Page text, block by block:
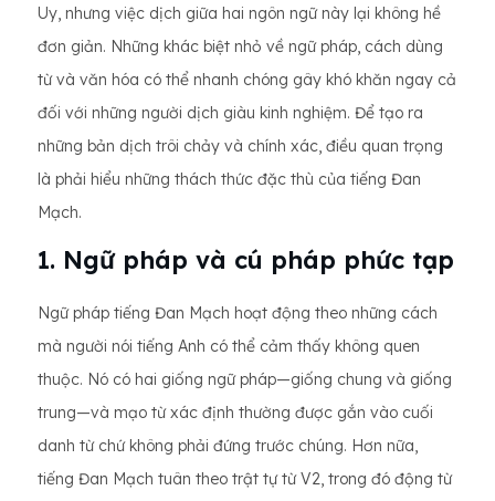
Uy, nhưng việc dịch giữa hai ngôn ngữ này lại không hề
đơn giản. Những khác biệt nhỏ về ngữ pháp, cách dùng
từ và văn hóa có thể nhanh chóng gây khó khăn ngay cả
đối với những người dịch giàu kinh nghiệm. Để tạo ra
những bản dịch trôi chảy và chính xác, điều quan trọng
là phải hiểu những thách thức đặc thù của tiếng Đan
Mạch.
1. Ngữ pháp và cú pháp phức tạp
Ngữ pháp tiếng Đan Mạch hoạt động theo những cách
mà người nói tiếng Anh có thể cảm thấy không quen
thuộc. Nó có hai giống ngữ pháp—giống chung và giống
trung—và mạo từ xác định thường được gắn vào cuối
danh từ chứ không phải đứng trước chúng. Hơn nữa,
tiếng Đan Mạch tuân theo trật tự từ V2, trong đó động từ